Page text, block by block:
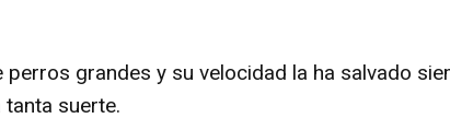
grandes y su velocidad la ha salvado
suerte.